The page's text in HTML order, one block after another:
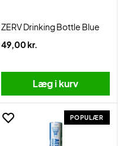
ZERV Drinking Bottle Blue
49,00 kr.
Læg i kurv
POPULÆR